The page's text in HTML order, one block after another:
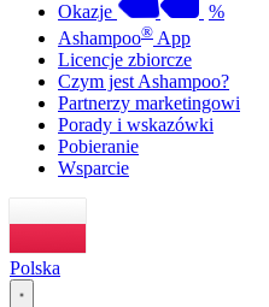
Okazje
%
Ashampoo® App
Licencje zbiorcze
Czym jest Ashampoo?
Partnerzy marketingowi
Porady i wskazówki
Pobieranie
Wsparcie
Polska